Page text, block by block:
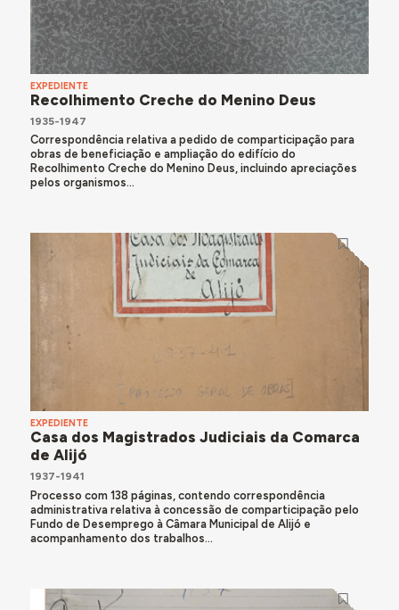
EXPEDIENTE
Recolhimento Creche do Menino Deus
1935-1947
Correspondência relativa a pedido de comparticipação para
obras de beneficiação e ampliação do edifício do
Recolhimento Creche do Menino Deus, incluindo apreciações
pelos organismos...
EXPEDIENTE
Casa dos Magistrados Judiciais da Comarca
de Alijó
1937-1941
Processo com 138 páginas, contendo correspondência
administrativa relativa à concessão de comparticipação pelo
Fundo de Desemprego à Câmara Municipal de Alijó e
acompanhamento dos trabalhos...